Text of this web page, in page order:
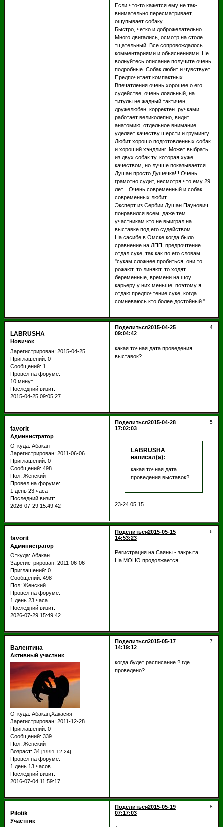
Если что-то кажется ему не так-
внимательно пересматривает,
ощупывает собаку.
Быстро, четко и доброжелательно.
Много двигались, осмотр на столе
тщательный. Все сопровождалось
комментариями и обьяснениями. Не
волнуйтесь описание получите очень
подробные. Собак любит и чувствует.
Предпочитает компактных.
Впечатления очень хорошее о его
судействе, очень лояльный, на
титулы не жадный тактичен,
дружелюбен, корректен. ручками
работает великолепно, видит
анатомию, отдельное внимание
уделяет качеству шерсти и грумингу.
Любит хорошо подготовленных собак
и хороший хэндлинг. Может выбрать
из двух собак ту, которая хуже
качеством, но лучше показывается.
Душан просто Душечка!!! Очень
грамотно судит, несмотря что ему 29
лет... Очень современный и собак
современных любит.
Эксперт из Сербии Душан Паунович
понравился всем, даже тем
участникам кто не выиграл на
выставке под его судейством.
На сасибе в Омске когда было
сравнение на ЛПП, предпочтение
отдал суке, так как по его словам
"сукам сложнее пробиться, они то
рожают, то линяют, то ходят
беременные, времени на шоу
карьеру у них меньше. поэтому я
отдаю предпочтение суке, когда
сомневаюсь кто более достойный."
Поделиться 4
2015-04-25
09:04:42
LABRUSHA
Новичок
Зарегистрирован: 2015-04-25
Приглашений: 0
Сообщений: 1
Провел на форуме:
10 минут
Последний визит:
2015-04-25 09:05:27
какая точная дата проведения
выставок?
Поделиться 5
2015-04-28
17:02:03
favorit
Администратор
Откуда: Абакан
Зарегистрирован: 2011-06-06
Приглашений: 0
Сообщений: 498
Пол: Женский
Провел на форуме:
1 день 23 часа
Последний визит:
2026-07-29 15:49:42
LABRUSHA
написал(а):
какая точная дата
проведения выставок?
23-24.05.15
Поделиться 6
2015-05-15
14:53:23
favorit
Администратор
Откуда: Абакан
Зарегистрирован: 2011-06-06
Приглашений: 0
Сообщений: 498
Пол: Женский
Провел на форуме:
1 день 23 часа
Последний визит:
2026-07-29 15:49:42
Регистрация на Саяны - закрыта.
На МОНО продолжается.
Поделиться 7
2015-05-17
14:19:12
Валентина
Активный участник
Откуда: Абакан,Хакасия
Зарегистрирован: 2011-12-28
Приглашений: 0
Сообщений: 339
Пол: Женский
Возраст: 34 [1991-12-24]
Провел на форуме:
1 день 13 часов
Последний визит:
2016-07-04 11:59:17
когда будет расписание ? где
проведено?
Поделиться 8
2015-05-19
07:17:03
Pilotik
Участник